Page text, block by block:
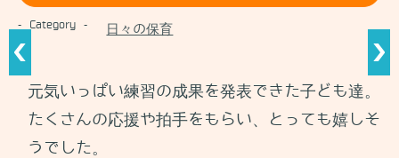
- Category - 日々の保育
元気いっぱい練習の成果を発表できた子ども達。
たくさんの応援や拍手をもらい、とっても嬉しそ
うでした。